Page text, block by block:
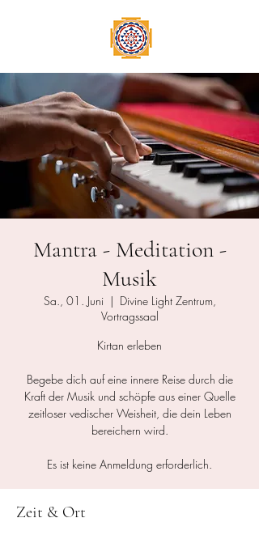
Mantra - Meditation -
Musik
Sa., 01. Juni
  |
Divine Light Zentrum,
Vortragssaal
Kirtan erleben
Begebe dich auf eine innere Reise durch die
Kraft der Musik und schöpfe aus einer Quelle
zeitloser vedischer Weisheit, die dein Leben
bereichern wird.
Es ist keine Anmeldung erforderlich.
Zeit & Ort